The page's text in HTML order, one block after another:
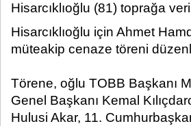
Hisarcıklıoğlu (81) toprağa
Hisarcıklıoğlu için Ahmet
müteakip cenaze töreni
Törene, oğlu TOBB Başkanı
Genel Başkanı Kemal
Hulusi Akar, 11.